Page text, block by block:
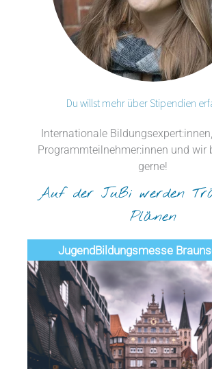
Du willst mehr über Stipendien
Internationale
Programmteilnehmer:innen und wir
gerne!
Auf der JuBi werden
Plänen
Jugend­­­­­Bildungsmess­e